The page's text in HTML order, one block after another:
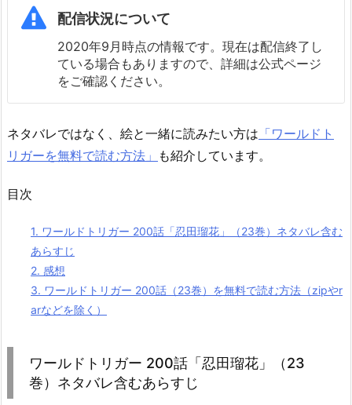
配信状況について
2020年9月時点の情報です。現在は配信終了し
ている場合もありますので、詳細は公式ページ
をご確認ください。
ネタバレではなく、絵と一緒に読みたい方は 「ワールドト
リガーを無料で読む方法」 も紹介しています。
目次
1. ワールドトリガー 200話「忍田瑠花」（23巻）ネタバレ含む
あらすじ
2. 感想
3. ワールドトリガー 200話（23巻）を無料で読む方法（zipやr
arなどを除く）
ワールドトリガー 200話「忍田瑠花」（23
巻）ネタバレ含むあらすじ